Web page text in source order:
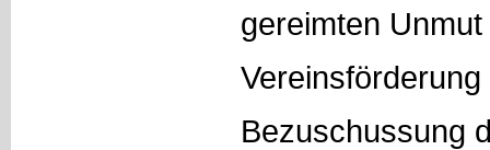
gereimten
Bezuschussung